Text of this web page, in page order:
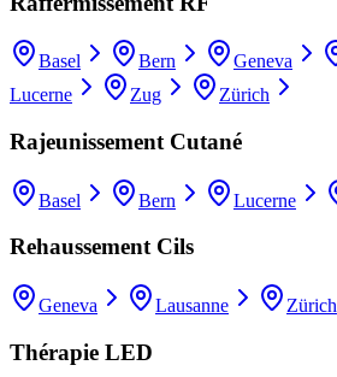
Basel Bern Geneva
Lucerne
Zug Zürich
Rajeunissement Cutané
Basel Bern Lucerne
Rehaussement Cils
Geneva Lausanne Zürich
Thérapie LED